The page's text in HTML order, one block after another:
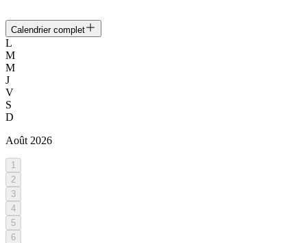
Calendrier complet
L
M
M
J
V
S
D
Août 2026
1
2
3
4
5
6